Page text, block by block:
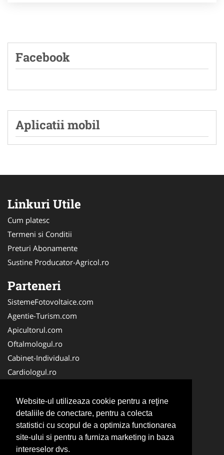
Website-ul utilizeaza cookie pentru a reţine
detaliile de conectare, pentru a colecta
statistici cu scopul de a optimiza functionarea
site-ului si pentru a furniza marketing in baza
intereselor dvs.
Facebook
Aplicatii mobil
Linkuri Utile
Cum platesc
Termeni si Conditii
Preturi Abonamente
Sustine Producator-Agricol.ro
Parteneri
SistemeFotovoltaice.com
Agentie-Turism.com
Apicultorul.com
Oftalmologul.ro
Cabinet-Individual.ro
Cardiologul.ro
CramaVinuri.ro
Centru-Copiere.ro
CentruInchirieri.ro
Medic-Bun.com